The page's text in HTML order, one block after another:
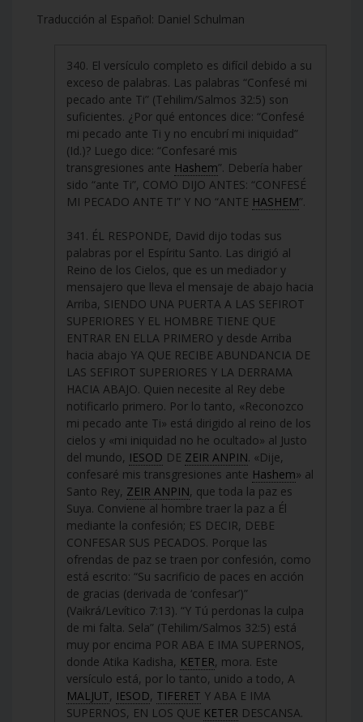
Traducción al Español: Daniel Schulman
340. El versículo completo es difícil debido a su
exceso de palabras. Las palabras “Confesé mi
pecado ante Ti” (Tehilim/Salmos 32:5) son
suficientes. ¿Por qué entonces dice: “Confesé
mi pecado ante Ti y no encubrí mi iniquidad”
(Id.)? Luego dice: “Confesaré mis
transgresiones ante Hashem”. Debería haber
sido “ante Ti”, COMO DIJO ANTES: “CONFESÉ
MI PECADO ANTE TI” Y NO “ANTE HASHEM”.
341. ÉL RESPONDE, David dijo todas sus
palabras por el Espíritu Santo. Las dirigió al
Reino de los Cielos, que es un mediador y
mensajero que lleva el mensaje de abajo hacia
Arriba, SIENDO UNA PUERTA A LAS SEFIROT
SUPERIORES Y EL HOMBRE TIENE QUE
ENTRAR EN ELLA PRIMERO y desde Arriba
hacia abajo YA QUE RECIBE ABUNDANCIA DE
LAS SEFIROT SUPERIORES Y LA DERRAMA
HACIA ABAJO. Quien necesite al Rey debe
notificarlo primero. Por lo tanto, «Reconozco
mi pecado ante Ti» está dirigido al reino de los
cielos y «mi iniquidad no he ocultado» al Justo
del mundo, IESOD DE ZEIR ANPIN. «Dije,
confesaré mis transgresiones ante Hashem» al
Santo Rey, ZEIR ANPIN, que toda la paz es
Suya. Conviene al hombre traer la paz a Él
mediante la confesión; ES DECIR, DEBE
CONFESAR SUS PECADOS. Porque las
ofrendas de paz se traen por confesión, como
está escrito: “Su sacrificio de paces en acción
de gracias (derivada de ‘confesar’)”
(Vaikrá/Levítico 7:13). “Y Tú perdonas la culpa
de mi falta. Sela” (Tehilim/Salmos 32:5) está
muy por encima POR ABA E IMA SUPERNOS,
donde Atika Kadisha, KETER, mora. Este
versículo está, por lo tanto, unido a todo, A
MALJUT, IESOD, TIFERET Y ABA E IMA
SUPERNOS, EN LOS QUE KETER DESCANSA.